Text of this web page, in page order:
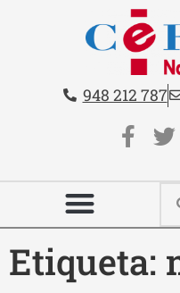
Contacto cabecera
Teléfono:
948 212 787
Redes sociales
Etiqueta: